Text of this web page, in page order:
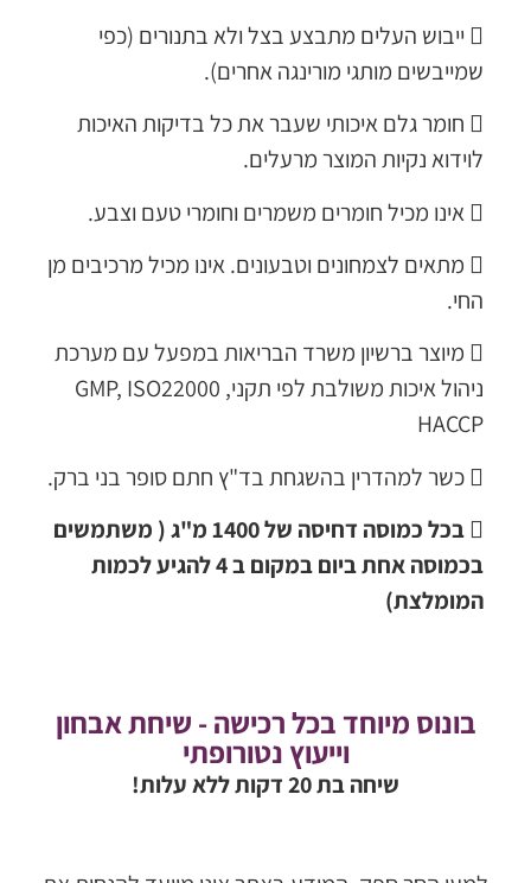
‌ ייבוש העלים מתבצע בצל ולא בתנורים (כפי
שמייבשים מותגי מורינגה אחרים).
‌ חומר גלם איכותי שעבר את כל בדיקות האיכות
לוידוא נקיות המוצר מרעלים.
‌ אינו מכיל חומרים משמרים וחומרי טעם וצבע.
‌ מתאים לצמחונים וטבעונים. אינו מכיל מרכיבים מן
החי.
‌ מיוצר ברשיון משרד הבריאות במפעל עם מערכת
ניהול איכות משולבת לפי תקניGMP, ISO22000 ,
HACCP
‌ כשר למהדרין בהשגחת בד"ץ חתם סופר בני ברק.
‌ בכל כמוסה דחיסה של 1400 מ"ג ( משתמשים
בכמוסה אחת ביום במקום ב 4 להגיע לכמות
המומלצת)
בונוס מיוחד בכל רכישה - שיחת אבחון
וייעוץ נטורופתי
שיחה בת 20 דקות ללא עלות!